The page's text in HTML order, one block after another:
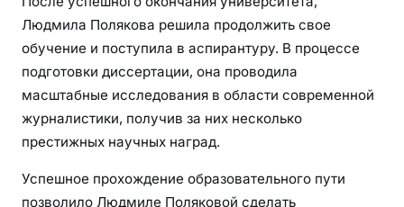
Людмила Полякова решила продолжить свое
обучение и поступила в аспирантуру. В процессе
подготовки диссертации, она проводила
масштабные исследования в области современной
журналистики, получив за них несколько
престижных научных наград.
Успешное прохождение образовательного пути
позволило Людмиле Поляковой сделать